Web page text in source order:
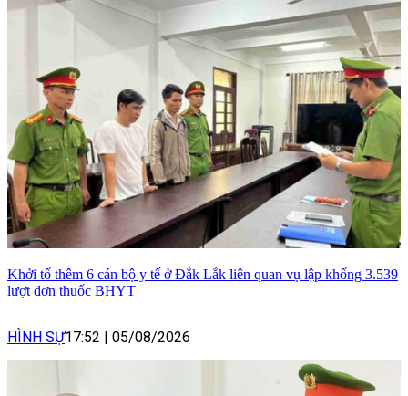
Khởi tố thêm 6 cán bộ y tế ở Đắk Lắk liên quan vụ lập khống 3.539
lượt đơn thuốc BHYT
HÌNH SỰ17:52 | 05/08/2026